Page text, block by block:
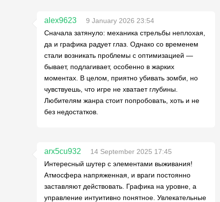
alex9623
9 January 2026 23:54
Сначала затянуло: механика стрельбы неплохая,
да и графика радует глаз. Однако со временем
стали возникать проблемы с оптимизацией —
бывает, подлагивает, особенно в жарких
моментах. В целом, приятно убивать зомби, но
чувствуешь, что игре не хватает глубины.
Любителям жанра стоит попробовать, хоть и не
без недостатков.
arx5cu932
14 September 2025 17:45
Интересный шутер с элементами выживания!
Атмосфера напряженная, и враги постоянно
заставляют действовать. Графика на уровне, а
управление интуитивно понятное. Увлекательные